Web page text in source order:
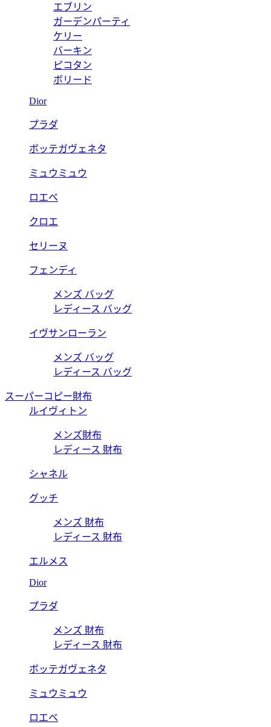
エブリン
ガーデンパーティ
ケリー
バーキン
ピコタン
ボリード
Dior
プラダ
ボッテガヴェネタ
ミュウミュウ
ロエベ
クロエ
セリーヌ
フェンディ
メンズ バッグ
レディース バッグ
イヴサンローラン
メンズ バッグ
レディース バッグ
スーパーコピー財布
ルイヴィトン
メンズ財布
レディース 財布
シャネル
グッチ
メンズ 財布
レディース 財布
エルメス
Dior
プラダ
メンズ 財布
レディース 財布
ボッテガヴェネタ
ミュウミュウ
ロエベ